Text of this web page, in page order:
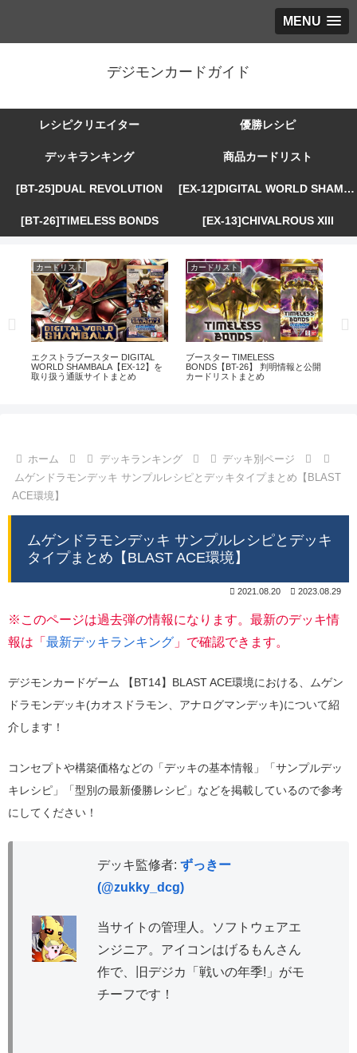
MENU
デジモンカードガイド
レシピクリエイター 優勝レシピ
デッキランキング 商品カードリスト
[BT-25]DUAL REVOLUTION [EX-12]DIGITAL WORLD SHAMBALA
[BT-26]TIMELESS BONDS [EX-13]CHIVALROUS XIII
カードリスト
エクストラブースター DIGITAL
WORLD SHAMBALA【EX-12】を
取り扱う通販サイトまとめ
カードリスト
ブースター TIMELESS
BONDS【BT-26】 判明情報と公開
カードリストまとめ
ホーム デッキランキング
デッキ別ページ
ムゲンドラモンデッキ サンプルレシピとデッキタイプまとめ【BLAST
ACE環境】
ムゲンドラモンデッキ サンプルレシピとデッキ
タイプまとめ【BLAST ACE環境】
2021.08.20 2023.08.29
※このページは過去弾の情報になります。最新のデッキ情
報は「 最新デッキランキング 」で確認できます。
デジモンカードゲーム 【BT14】BLAST ACE環境における、ムゲン
ドラモンデッキ(カオスドラモン、アナログマンデッキ)について紹
介します！
コンセプトや構築価格などの「デッキの基本情報」「サンプルデッ
キレシピ」「型別の最新優勝レシピ」などを掲載しているので参考
にしてください！
デッキ監修者: ずっきー
(@zukky_dcg)
当サイトの管理人。ソフトウェアエ
ンジニア。アイコンはげるもんさん
作で、旧デジカ「戦いの年季!」がモ
チーフです！